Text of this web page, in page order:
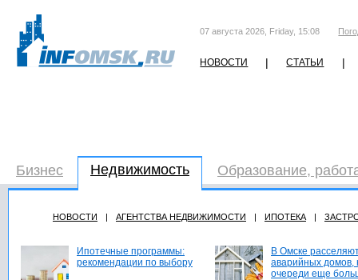
07 августа 2026, Friday, 15:08
НОВОСТИ | СТАТЬИ |
Бизнес Недвижимость Образование,
НОВОСТИ | АГЕНТСТВА НЕДВИЖИМОСТИ | ИПОТЕКА |
Ипотечные программы:
рекомендации по выбору
В Омске
аварийных домов,
очереди еще